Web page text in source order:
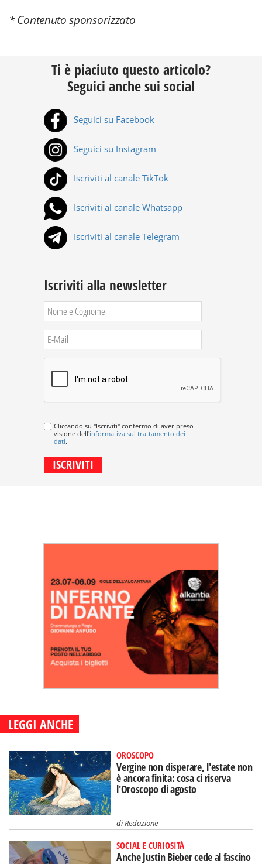
* Contenuto sponsorizzato
Ti è piaciuto questo articolo?
Seguici anche sui social
Seguici su Facebook
Seguici su Instagram
Iscriviti al canale TikTok
Iscriviti al canale Whatsapp
Iscriviti al canale Telegram
Iscriviti alla newsletter
Cliccando su "Iscriviti" confermo di aver preso
visione dell'informativa sul trattamento dei
dati.
LEGGI ANCHE
OROSCOPO
Vergine non disperare, l'estate non
è ancora finita: cosa ci riserva
l'Oroscopo di agosto
diRedazione
SOCIAL E CURIOSITÀ
Anche Justin Bieber cede al fascino